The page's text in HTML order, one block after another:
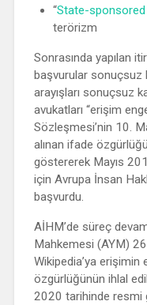
“State-
terörizm
Sonrasında yapılan
başvurular sonuçsuz
arayışları sonuçsuz
avukatları “erişim
Sözleşmesi’nin 10.
alınan ifade
göstererek Mayıs
için Avrupa İnsan
başvurdu.
AİHM’de süreç
Mahkemesi (AYM)
Wikipedia’ya
özgürlüğünün ihlal
2020 tarihinde resmi